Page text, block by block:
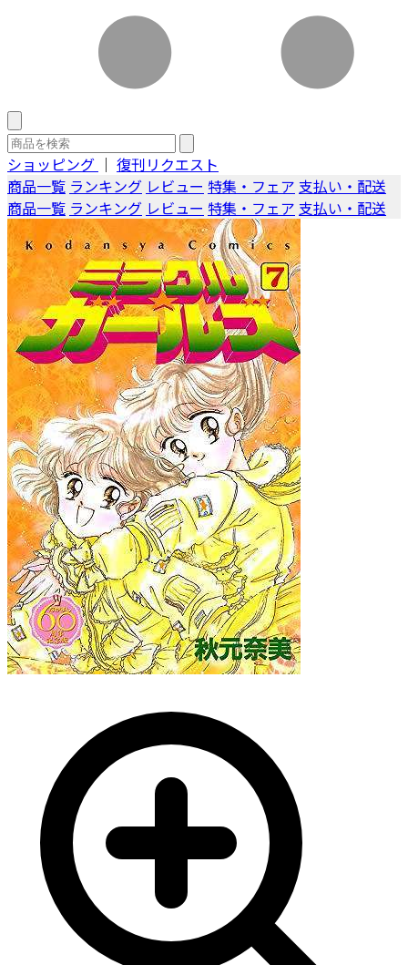
ショッピング ｜ 復刊リクエスト
商品一覧 ランキング レビュー 特集・フェア 支払い・配送
商品一覧 ランキング レビュー 特集・フェア 支払い・配送